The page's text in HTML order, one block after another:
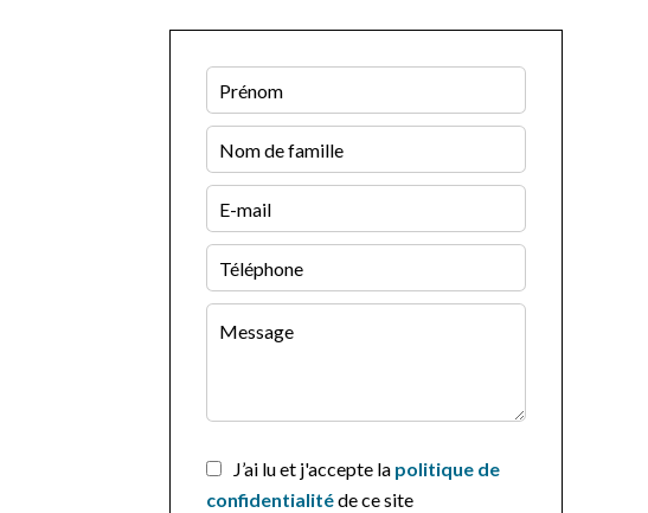
J’ai lu et j'accepte la politique de
confidentialitéde ce site